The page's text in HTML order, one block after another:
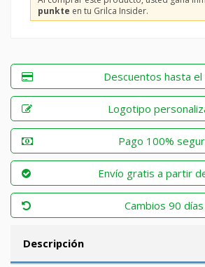
punkte en tu Grilca Insider.
Descuentos hasta el
Logotipo
Pago 100%
Envío gratis a partir
Cambios 90 días
Descripción